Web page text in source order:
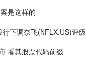
是这样的
下调奈飞(NFLX.US)评
看其股票代码前缀